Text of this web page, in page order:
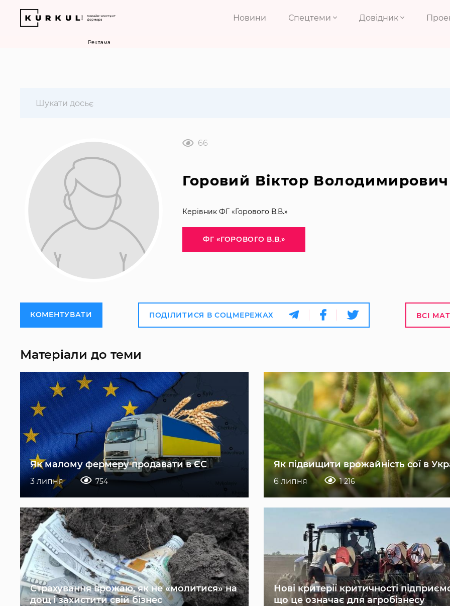
Новини Спецтеми Довідник
Реклама
66
Горовий Віктор Володимирович
Керівник ФГ «Горового В.В.»
ФГ «ГОРОВОГО В.В.»
КОМЕНТУВАТИ ПОДІЛИТИСЯ В СОЦМЕРЕЖАХ ВСІ
Матеріали до теми
Як малому фермеру продавати в ЄС
3 липня 754
Як підвищити врожайність сої в
6 липня 1 216
Страхування врожаю, як не «молитися» на
дощ і захистити свій бізнес
Нові критерії критичності
що це означає для агробізнесу